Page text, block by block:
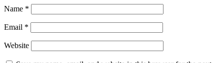
Name *
Email *
Website